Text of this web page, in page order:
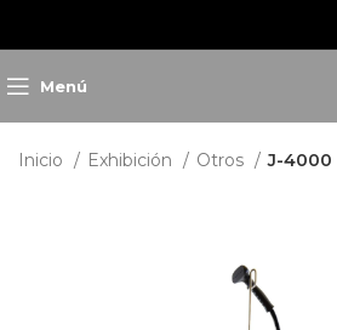
Menú
Inicio Exhibición Otros J-4000